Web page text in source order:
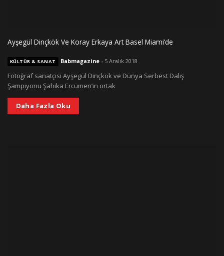
Ayşegül Dinçkök Ve Koray Erkaya Art Basel Miami’de
KÜLTÜR & SANAT Babmagazine- 5 Aralık 2018
Fotoğraf sanatçısı Ayşegül Dinçkök ve Dünya Serbest Dalış
Şampiyonu Şahika Ercümen’in ortak
Daha Fazla Oku